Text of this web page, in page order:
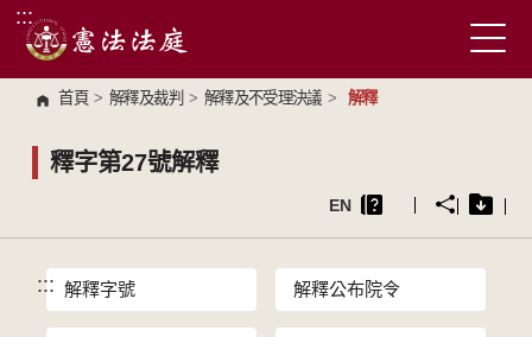
跳到主要內容區塊
:::
首頁 > 解釋及裁判 > 解釋及不受理決議 > 解釋
釋字第27號解釋
EN
::: 解釋字號 解釋公布院令